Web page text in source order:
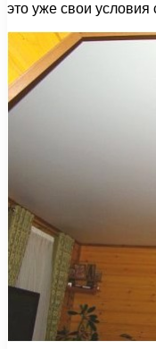
это уже свои